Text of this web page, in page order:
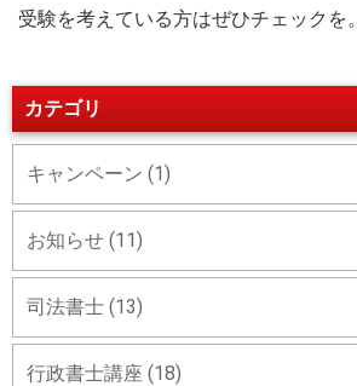
受験を考えている方はぜひチェックを。
カテゴリ
キャンペーン (1)
お知らせ (11)
司法書士 (13)
行政書士講座 (18)